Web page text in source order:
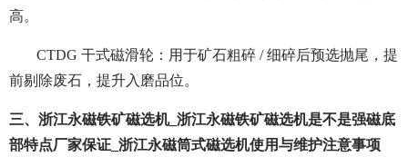
高。
CTDG 干式磁滑轮：用于矿石粗碎 / 细碎后预选抛尾，提
前剔除废石，提升入磨品位。
三、浙江永磁铁矿磁选机_浙江永磁铁矿磁选机是不是强磁底
部特点厂家保证_浙江永磁筒式磁选机使用与维护注意事项